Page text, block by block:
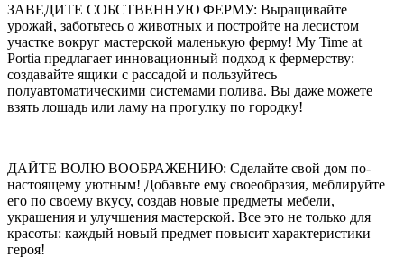
ЗАВЕДИТЕ СОБСТВЕННУЮ ФЕРМУ: Выращивайте
урожай, заботьтесь о животных и постройте на лесистом
участке вокруг мастерской маленькую ферму! My Time at
Portia предлагает инновационный подход к фермерству:
создавайте ящики с рассадой и пользуйтесь
полуавтоматическими системами полива. Вы даже можете
взять лошадь или ламу на прогулку по городку!
ДАЙТЕ ВОЛЮ ВООБРАЖЕНИЮ: Сделайте свой дом по-
настоящему уютным! Добавьте ему своеобразия, меблируйте
его по своему вкусу, создав новые предметы мебели,
украшения и улучшения мастерской. Все это не только для
красоты: каждый новый предмет повысит характеристики
героя!